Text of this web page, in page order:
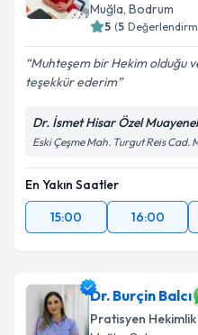
Muğla, Bodrum
5 (5
Muhteşem bir Hekim olduğu
teşekkür ederim
Dr. İsmet Hisar Özel
Eski Çeşme Mah. Turgut Reis Cad.
En Yakın Saatler
15:00
16:00
Dr. Burçin Balcı
Pratisyen Hekimlik